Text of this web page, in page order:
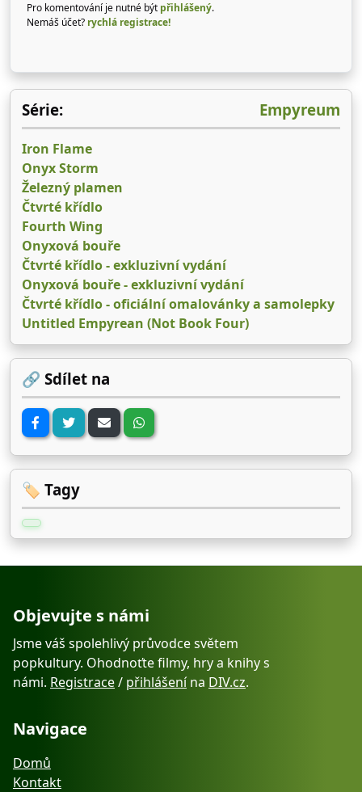
Pro komentování je nutné být přihlášený.
Nemáš účet? rychlá registrace!
Série: Empyreum
Iron Flame
Onyx Storm
Železný plamen
Čtvrté křídlo
Fourth Wing
Onyxová bouře
Čtvrté křídlo - exkluzivní vydání
Onyxová bouře - exkluzivní vydání
Čtvrté křídlo - oficiální omalovánky a samolepky
Untitled Empyrean (Not Book Four)
🔗 Sdílet na
🏷️ Tagy
Objevujte s námi
Jsme váš spolehlivý průvodce světem
popkultury. Ohodnoťte filmy, hry a knihy s
námi. Registrace/ přihlášenína DIV.cz.
Navigace
Domů
Kontakt